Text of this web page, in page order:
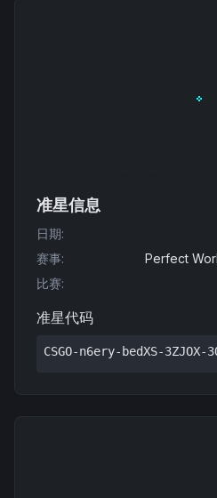
准星信息
日期:
赛事:
Perfect
比赛:
准星代码
CSGO-n6ery-bedXS-3ZJOX-